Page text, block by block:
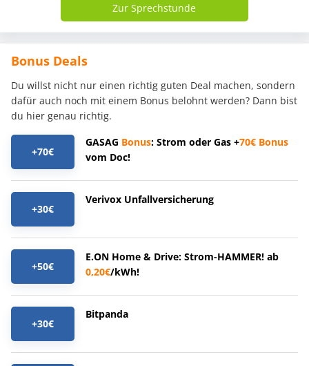
Zur Sprechstunde
Bonus Deals
Du willst nicht nur einen richtig guten Deal machen, sondern
dafür auch noch mit einem Bonus belohnt werden? Dann bist
du hier genau richtig.
+70€
GASAG Bonus: Strom oder Gas +70€ Bonus
vom Doc!
+30€
Verivox Unfallversicherung
+50€
E.ON Home & Drive: Strom-HAMMER! ab
0,20€/kWh!
+30€
Bitpanda